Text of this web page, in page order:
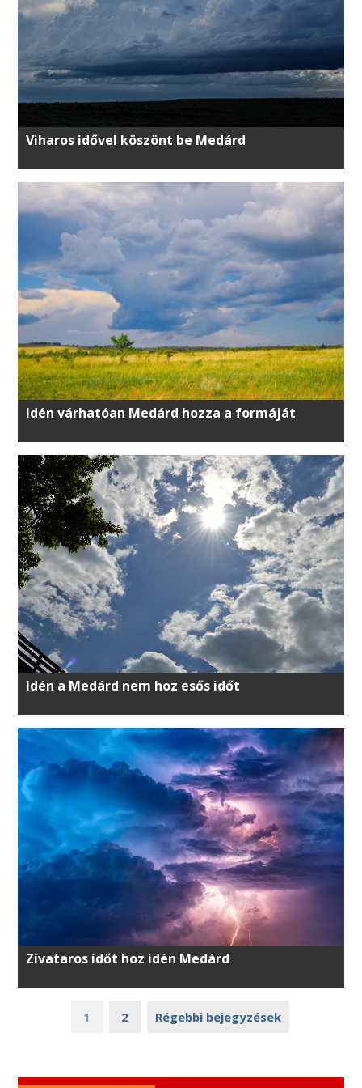
Viharos idővel köszönt be Medárd
Idén várhatóan Medárd hozza a formáját
Idén a Medárd nem hoz esős időt
Zivataros időt hoz idén Medárd
1 2 Régebbi bejegyzések